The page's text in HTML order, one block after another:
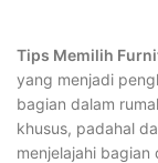
Tips Memilih
yang menjadi
bagian dalam
khusus, padahal
menjelajahi